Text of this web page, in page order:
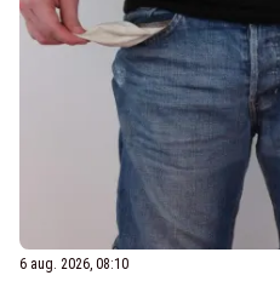
6 aug. 2026, 08:10